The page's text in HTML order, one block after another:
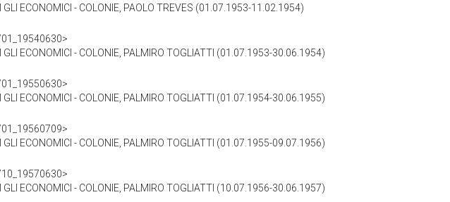
ECONOMICI - COLONIE, PAOLO TREVES (01.07.1953-11.02.1954)
ECONOMICI - COLONIE, PALMIRO TOGLIATTI (01.07.1953-30.06.1954)
ECONOMICI - COLONIE, PALMIRO TOGLIATTI (01.07.1954-30.06.1955)
ECONOMICI - COLONIE, PALMIRO TOGLIATTI (01.07.1955-09.07.1956)
ECONOMICI - COLONIE, PALMIRO TOGLIATTI (10.07.1956-30.06.1957)